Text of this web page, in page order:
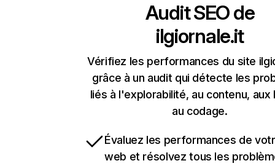
Audit SEO de
ilgiornale.it
Vérifiez les performances du site
grâce à un audit qui détecte les
liés à l'explorabilité, au contenu, aux
au codage.
Évaluez les performances de
web et résolvez tous les